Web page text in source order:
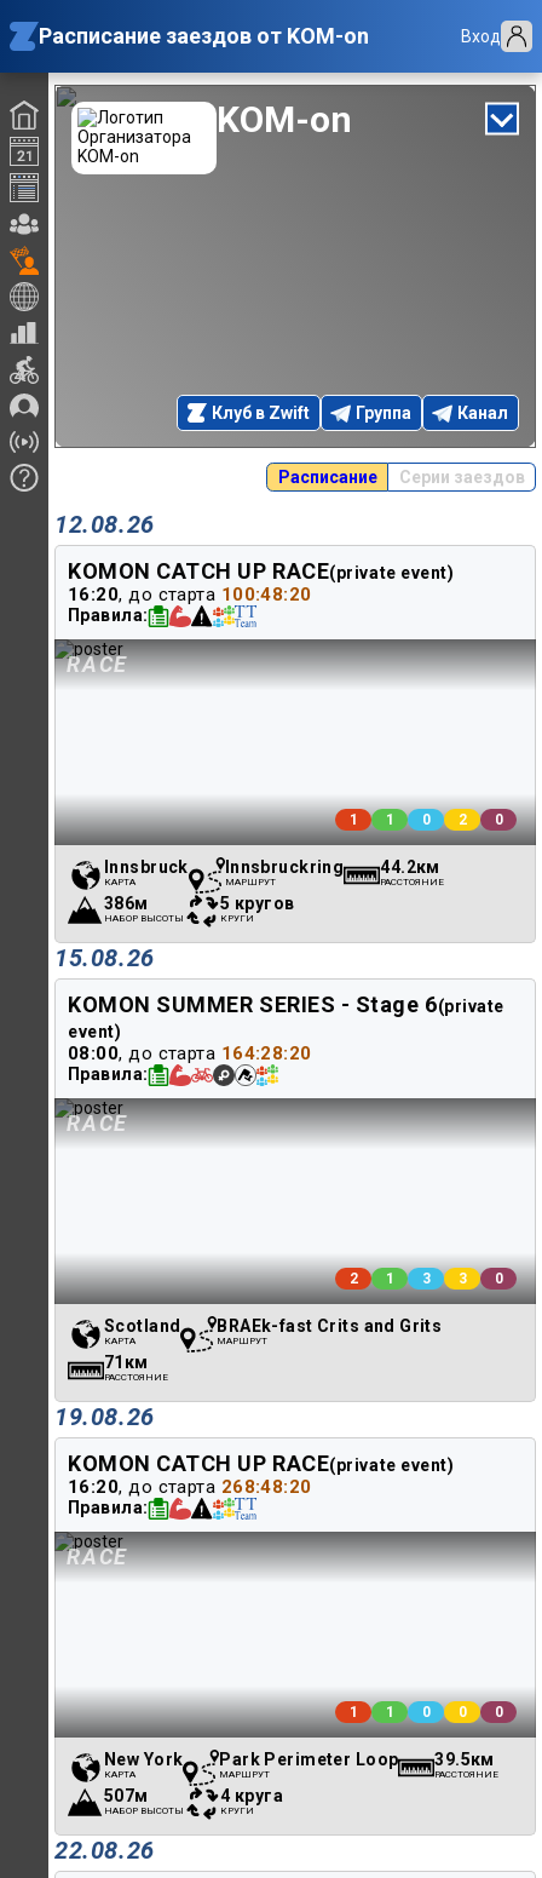
Расписание заездов от KOM-on Вход
KOM-on
Клуб в Zwift Группа Канал
https://vk.com/komonrace
Расписание Серии заездов
12.08.26
KOMON CATCH UP RACE(private event)
16:20, до старта 100:48:20
Правила
RACE
Innsbruck
КАРТА
Innsbruckring
МАРШРУТ
44.2км
РАССТОЯНИЕ
386м
НАБОР ВЫСОТЫ
5 кругов
КРУГИ
1 1 0 2 0
15.08.26
KOMON SUMMER SERIES - Stage 6(private
event)
08:00, до старта 164:28:20
Правила
RACE
Scotland
КАРТА
BRAEk-fast Crits and Grits
МАРШРУТ
71км
РАССТОЯНИЕ
2 1 3 3 0
19.08.26
KOMON CATCH UP RACE(private event)
16:20, до старта 268:48:20
Правила
RACE
New York
КАРТА
Park Perimeter Loop
МАРШРУТ
39.5км
РАССТОЯНИЕ
507м
НАБОР ВЫСОТЫ
4 круга
КРУГИ
1 1 0 0 0
22.08.26